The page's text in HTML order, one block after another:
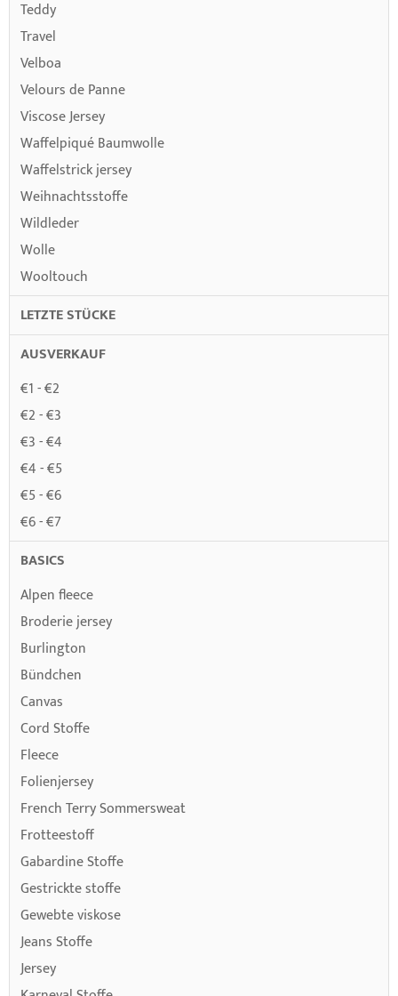
Teddy
Travel
Velboa
Velours de Panne
Viscose Jersey
Waffelpiqué Baumwolle
Waffelstrick jersey
Weihnachtsstoffe
Wildleder
Wolle
Wooltouch
LETZTE STÜCKE
AUSVERKAUF
€1 - €2
€2 - €3
€3 - €4
€4 - €5
€5 - €6
€6 - €7
BASICS
Alpen fleece
Broderie jersey
Burlington
Bündchen
Canvas
Cord Stoffe
Fleece
Folienjersey
French Terry Sommersweat
Frotteestoff
Gabardine Stoffe
Gestrickte stoffe
Gewebte viskose
Jeans Stoffe
Jersey